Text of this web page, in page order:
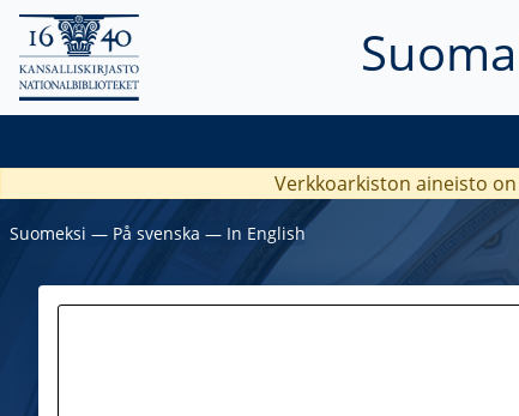
Verkkoarkiston aineisto
Suomeksi ― På svenska ― In English